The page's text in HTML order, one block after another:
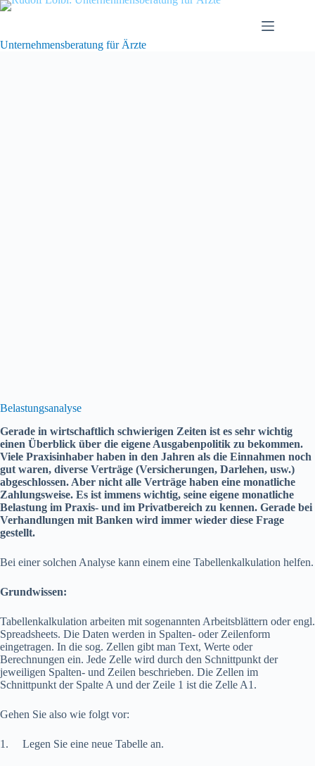
Zum
Unternehmensberatung für Ärzte
Belastungsanalyse
Gerade in wirtschaftlich schwierigen Zeiten ist es sehr wichtig
einen Überblick über die eigene Ausgabenpolitik zu bekommen.
Viele Praxisinhaber haben in den Jahren als die Einnahmen noch
gut waren, diverse Verträge (Versicherungen, Darlehen, usw.)
abgeschlossen. Aber nicht alle Verträge haben eine monatliche
Zahlungsweise. Es ist immens wichtig, seine eigene monatliche
Belastung im Praxis- und im Privatbereich zu kennen. Gerade bei
Verhandlungen mit Banken wird immer wieder diese Frage
gestellt.
Bei einer solchen Analyse kann einem eine Tabellenkalkulation helfen.
Grundwissen:
Tabellenkalkulation arbeiten mit sogenannten Arbeitsblättern oder engl.
Spreadsheets. Die Daten werden in Spalten- oder Zeilenform
eingetragen. In die sog. Zellen gibt man Text, Werte oder
Berechnungen ein. Jede Zelle wird durch den Schnittpunkt der
jeweiligen Spalten- und Zeilen beschrieben. Die Zellen im
Schnittpunkt der Spalte A und der Zeile 1 ist die Zelle A1.
Gehen Sie also wie folgt vor:
1. Legen Sie eine neue Tabelle an.